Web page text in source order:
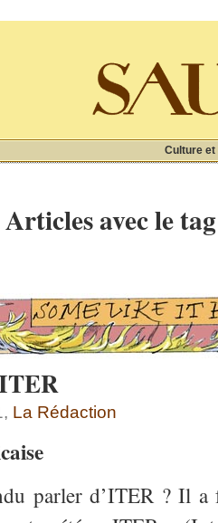
Culture et
Articles avec le
La Rédaction
parler d’ITER ? Il a